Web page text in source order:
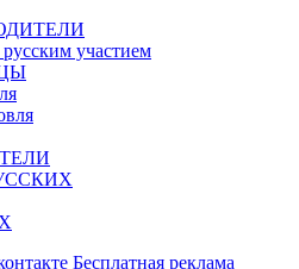
участием
Бесплатная реклама